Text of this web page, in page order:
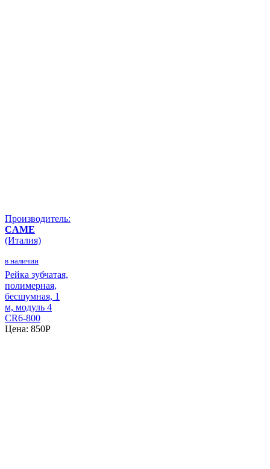
Производитель:
CAME
(Италия)
в наличии
Рейка зубчатая,
полимерная,
бесшумная, 1
м, модуль 4
CR6-800
Цена: 850P